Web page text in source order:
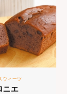
ウィーツ
ニエ